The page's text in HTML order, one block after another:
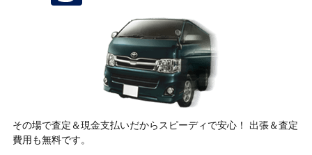
その場で査定＆現金支払いだからスピーディで安心！ 出張＆査定
費用も無料です。